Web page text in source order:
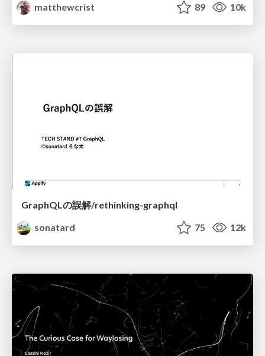
matthewcrist
89 10k
GraphQLの誤解/rethinking-graphql
sonatard
75 12k